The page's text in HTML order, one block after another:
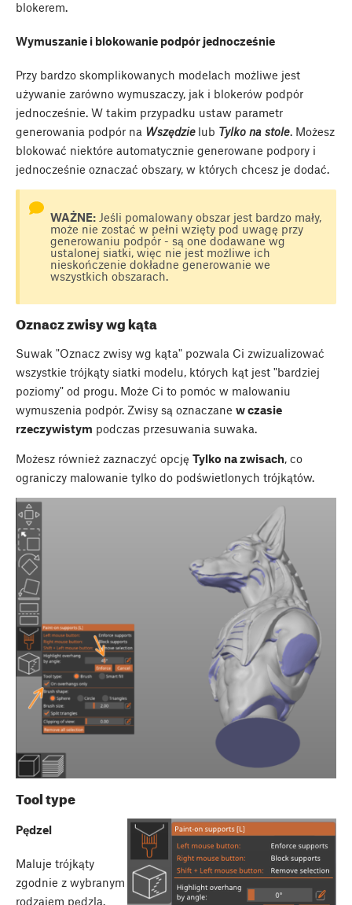
blokerem.
Wymuszanie i blokowanie podpór jednocześnie
Przy bardzo skomplikowanych modelach możliwe jest
używanie zarówno wymuszaczy, jak i blokerów podpór
jednocześnie. W takim przypadku ustaw parametr
generowania podpór na Wszędzie lub Tylko na stole . Możesz
blokować niektóre automatycznie generowane podpory i
jednocześnie oznaczać obszary, w których chcesz je dodać.
WAŻNE:Jeśli pomalowany obszar jest bardzo mały,
może nie zostać w pełni wzięty pod uwagę przy
generowaniu podpór - są one dodawane wg
ustalonej siatki, więc nie jest możliwe ich
nieskończenie dokładne generowanie we
wszystkich obszarach.
Oznacz zwisy wg kąta
Suwak "Oznacz zwisy wg kąta" pozwala Ci zwizualizować
wszystkie trójkąty siatki modelu, których kąt jest "bardziej
poziomy" od progu. Może Ci to pomóc w malowaniu
wymuszenia podpór. Zwisy są oznaczane w czasie
rzeczywistym podczas przesuwania suwaka.
Możesz również zaznaczyć opcję Tylko na zwisach, co
ograniczy malowanie tylko do podświetlonych trójkątów.
Tool type
Pędzel
Maluje trójkąty
zgodnie z wybranym
rodzajem pędzla.